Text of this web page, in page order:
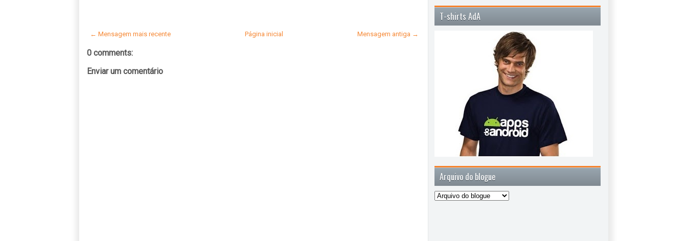
← Mensagem mais recente Mensagem antiga →
Página inicial
0 comments:
Enviar um comentário
T-shirts AdA
Arquivo do blogue